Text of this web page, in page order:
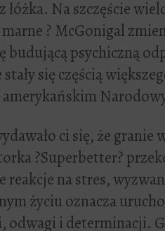
łóżka. Na szczęście
marne ? McGonigal
budującą psychiczną
się częścią
amerykańskim
ci się, że granie
?Superbetter?
reakcje na stres,
życiu oznacza
odwagi i determinacji.